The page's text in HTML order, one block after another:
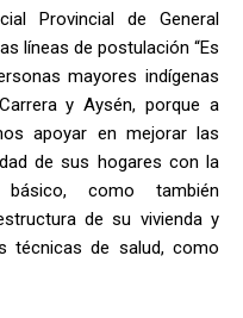
Provincial de General
líneas de postulación “Es
mayores indígenas
y Aysén, porque a
apoyar en mejorar las
de sus hogares con la
básico, como también
de su vivienda y
técnicas de salud, como